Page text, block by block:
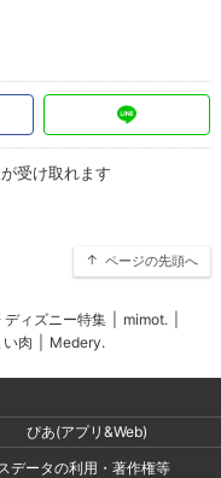
受け取れます
ページの先頭へ
ディズニー特集 mimot.
い肉 Medery.
ぴあ(アプリ&Web)
データの利用・著作権等